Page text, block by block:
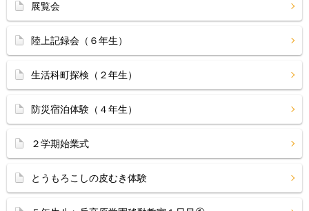
展覧会
陸上記録会（６年生）
生活科町探検（２年生）
防災宿泊体験（４年生）
２学期始業式
とうもろこしの皮むき体験